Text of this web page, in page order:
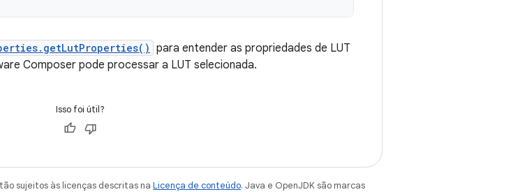
para entender as propriedades de LUT
Composer pode processar a LUT selecionada.
Isso foi útil?
sujeitos às licenças descritas na Licença de conteúdo. Java e OpenJDK são marcas